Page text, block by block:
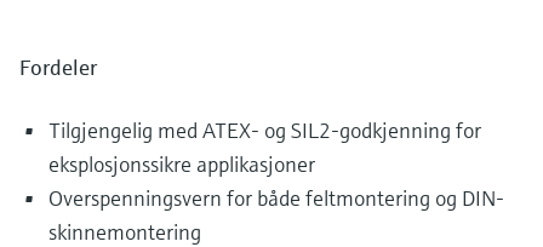
Fordeler
Tilgjengelig med ATEX- og SIL2-godkjenning for
eksplosjonssikre applikasjoner
Overspenningsvern for både feltmontering og DIN-
skinne­montering